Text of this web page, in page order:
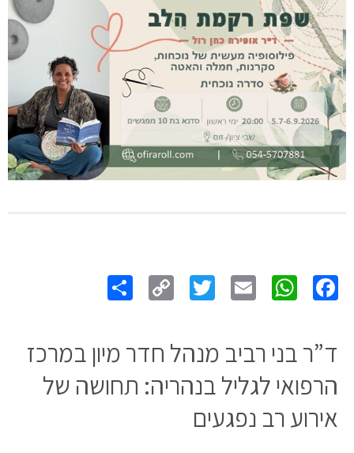
Link
ד”ר בני רביב מנהל חדר מיון במרכז
הרפואי לגליל בנהריה: תחושה של
אירוע רב נפגעים